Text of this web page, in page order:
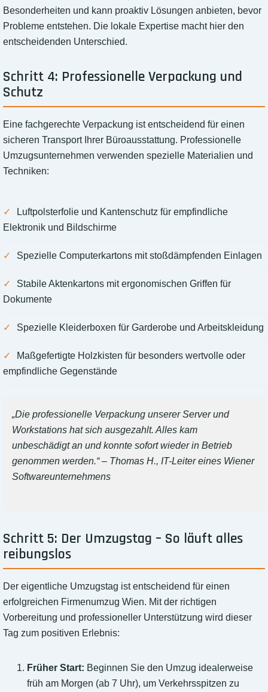
Besonderheiten und kann proaktiv Lösungen anbieten, bevor
Probleme entstehen. Die lokale Expertise macht hier den
entscheidenden Unterschied.
Schritt 4: Professionelle Verpackung und
Schutz
Eine fachgerechte Verpackung ist entscheidend für einen
sicheren Transport Ihrer Büroausstattung. Professionelle
Umzugsunternehmen verwenden spezielle Materialien und
Techniken:
Luftpolsterfolie und Kantenschutz für empfindliche
Elektronik und Bildschirme
Spezielle Computerkartons mit stoßdämpfenden Einlagen
Stabile Aktenkartons mit ergonomischen Griffen für
Dokumente
Spezielle Kleiderboxen für Garderobe und Arbeitskleidung
Maßgefertigte Holzkisten für besonders wertvolle oder
empfindliche Gegenstände
„Die professionelle Verpackung unserer Server und
Workstations hat sich ausgezahlt. Alles kam
unbeschädigt an und konnte sofort wieder in Betrieb
genommen werden.“ – Thomas H., IT-Leiter eines Wiener
Softwareunternehmens
Schritt 5: Der Umzugstag – So läuft alles
reibungslos
Der eigentliche Umzugstag ist entscheidend für einen
erfolgreichen Firmenumzug Wien. Mit der richtigen
Vorbereitung und professioneller Unterstützung wird dieser
Tag zum positiven Erlebnis:
Früher Start: Beginnen Sie den Umzug idealerweise
früh am Morgen (ab 7 Uhr), um Verkehrsspitzen zu